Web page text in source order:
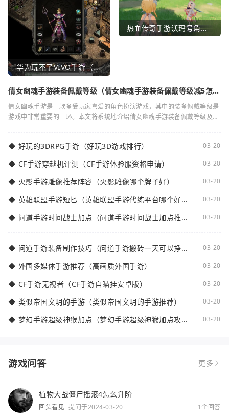
华为玩不了VIVO手游（华为玩不了VIVO手游怎么办）
热血传奇手游沃玛号角（热血传奇沃玛装备隐藏属性）
倩女幽魂手游装备佩戴等级（倩女幽魂手游装备佩戴等级减5怎么
倩女幽魂手游是一款备受玩家喜爱的角色扮演游戏，其中的装备佩戴等级是
游戏中非常重要的一环。本文将系统地介绍倩女幽魂手游装备佩戴等级及其
◆ 好玩的3DRPG手游（好玩3D游戏排行） 03-20
◆ CF手游穿越机评测（CF手游体验服资格申请） 03-20
◆ 火影手游雕像推荐阵容（火影雕像哪个牌子好） 03-20
◆ 英雄联盟手游短匕（英雄联盟手游代练平台哪个好
03-20
◆ 问道手游时间战士加点（问道手游时间战士加点推
03-20
◆ 问道手游装备制作技巧（问道手游搬砖一天可以挣多
03-20
◆ 外国多媒体手游推荐（高画质外国手游） 03-20
◆ CF手游无视者（CF手游自瞄挂安卓版） 03-20
◆ 类似帝国文明的手游（类似帝国文明的手游推荐） 03-20
◆ 梦幻手游超级神猴加点（梦幻手游超级神猴加点攻
03-20
游戏问答 更多
植物大战僵尸摇滚4怎么升阶
回头看见 提问于2024-03-20 1个回答